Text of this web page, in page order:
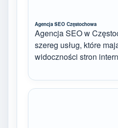
Agencja SEO Częstochowa
Agencja SEO w
szereg usług, które
widoczności stron